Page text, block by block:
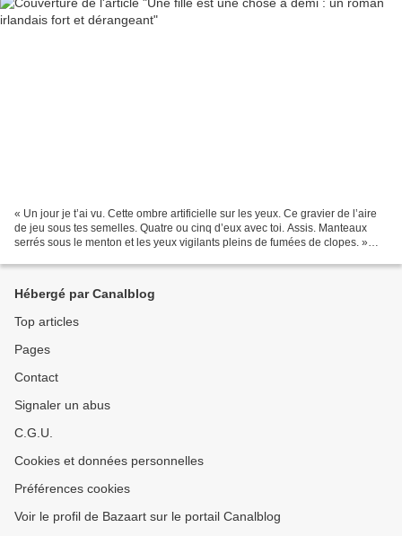
« Un jour je t’ai vu. Cette ombre artificielle sur les yeux. Ce gravier de l’aire
de jeu sous tes semelles. Quatre ou cinq d’eux avec toi. Assis. Manteaux
serrés sous le menton et les yeux vigilants pleins de fumées de clopes. »
Hébergé par Canalblog
Top articles
Pages
Contact
Signaler un abus
C.G.U.
Cookies et données personnelles
Préférences cookies
Voir le profil de Bazaart sur le portail Canalblog